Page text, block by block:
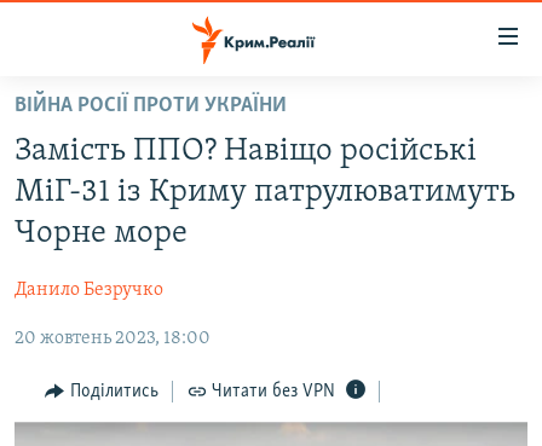
Перейти
основного
матеріалу
Перейти
основної
Перейти
пошуку
ВІДЕО ТА ФОТО
БЛОГИ
ПОГЛЯД
ІНТЕРВ'Ю
ВСЕ ЗА ДЕНЬ
ВІЙНА РОСІЇ ПРОТИ УКРАЇНИ
Замість ППО? Навіщо російські
МіГ-31 із Криму патрулюватимуть
Чорне море
Данило Безручко
20 жовтень 2023, 18:00
Поділитись Читати без VPN